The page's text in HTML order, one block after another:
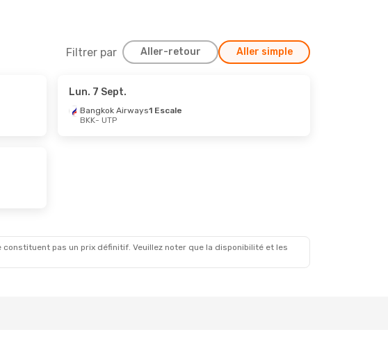
Filtrer par Aller-retour Aller simple
- Ven. 2 Oct.
1 Escale
Lun. 7 Sept.
Bangkok Airways1 Escale
BKK- UTP
pas un prix définitif. Veuillez noter que la disponibilité et les